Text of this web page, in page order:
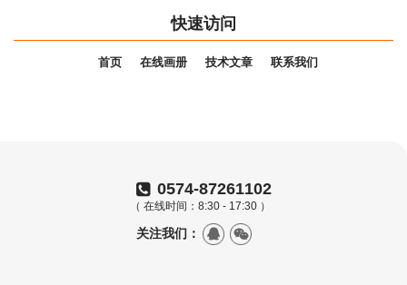
快速访问
首页 在线画册 技术文章 联系我们
0574-87261102
（ 在线时间：8:30 - 17:30 ）
关注我们：